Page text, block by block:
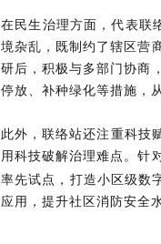
在民生治理方面，代表联
境杂乱，既制约了辖区营
研后，积极与多部门协商
停放、补种绿化等措施，
此外，联络站还注重科技
用科技破解治理难点。针
率先试点，打造小区级数
应用，提升社区消防安全